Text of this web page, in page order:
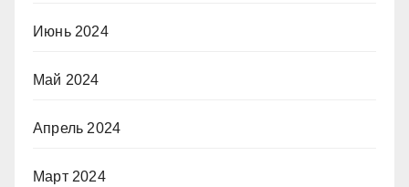
Июнь 2024
Май 2024
Апрель 2024
Март 2024